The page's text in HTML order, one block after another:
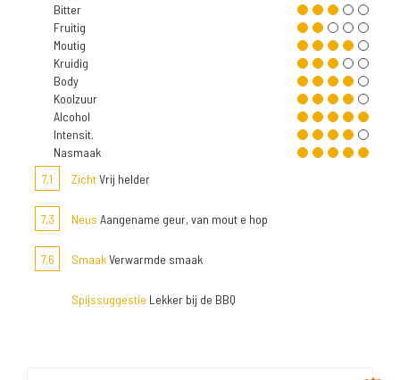
Bitter
Fruitig
Moutig
Kruidig
Body
Koolzuur
Alcohol
Intensit.
Nasmaak
7,1
ZichtVrij helder
7,3 Neus Aangename geur, van mout e hop
7,6 SmaakVerwarmde smaak
Spijssuggestie Lekker bij de BBQ